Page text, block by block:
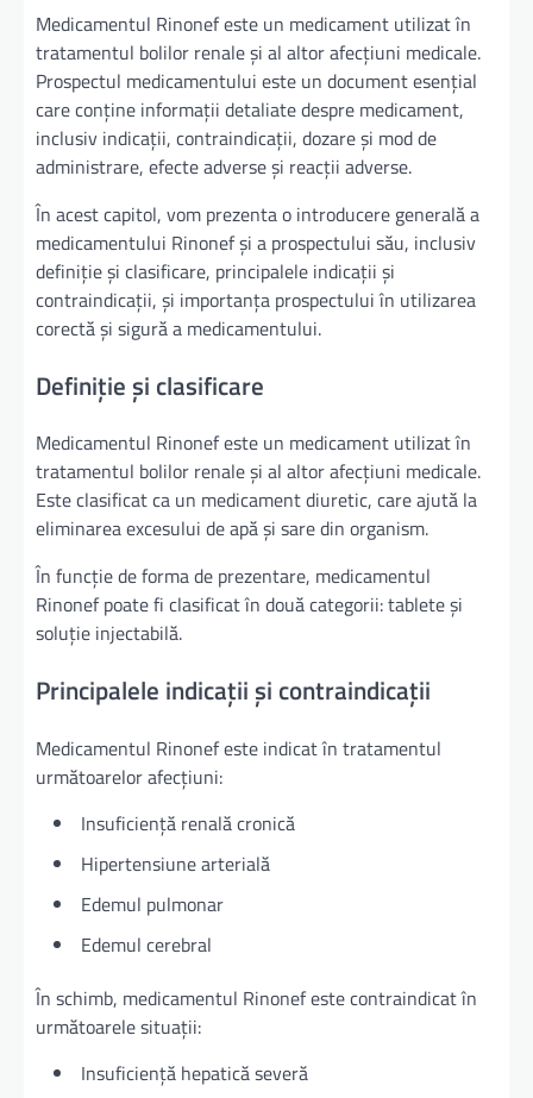
Medicamentul Rinonef este un medicament utilizat în
tratamentul bolilor renale și al altor afecțiuni medicale.
Prospectul medicamentului este un document esențial
care conține informații detaliate despre medicament,
inclusiv indicații, contraindicații, dozare și mod de
administrare, efecte adverse și reacții adverse.
În acest capitol, vom prezenta o introducere generală a
medicamentului Rinonef și a prospectului său, inclusiv
definiție și clasificare, principalele indicații și
contraindicații, și importanța prospectului în utilizarea
corectă și sigură a medicamentului.
Definiție și clasificare
Medicamentul Rinonef este un medicament utilizat în
tratamentul bolilor renale și al altor afecțiuni medicale.
Este clasificat ca un medicament diuretic, care ajută la
eliminarea excesului de apă și sare din organism.
În funcție de forma de prezentare, medicamentul
Rinonef poate fi clasificat în două categorii: tablete și
soluție injectabilă.
Principalele indicații și contraindicații
Medicamentul Rinonef este indicat în tratamentul
următoarelor afecțiuni:
Insuficiență renală cronică
Hipertensiune arterială
Edemul pulmonar
Edemul cerebral
În schimb, medicamentul Rinonef este contraindicat în
următoarele situații:
Insuficiență hepatică severă